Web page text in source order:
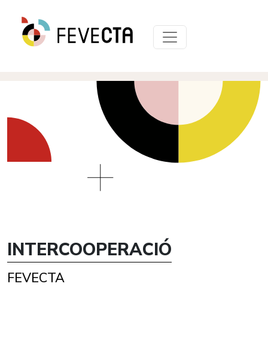
INTERCOOPERACIÓ
FEVECTA